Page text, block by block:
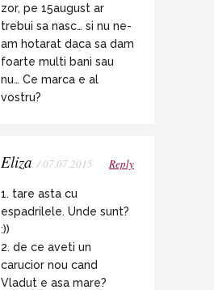
zor, pe 15august ar
trebui sa nasc… si nu ne-
am hotarat daca sa dam
foarte multi bani sau
nu… Ce marca e al
vostru?
Eliza / 07.07.2015 Reply
1. tare asta cu
espadrilele. Unde sunt?
:))
2. de ce aveti un
carucior nou cand
Vladut e asa mare?